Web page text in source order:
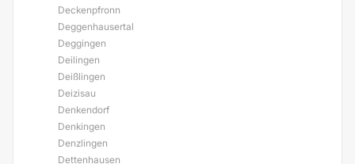
Deckenpfronn
Deggenhausertal
Deggingen
Deilingen
Deißlingen
Deizisau
Denkendorf
Denkingen
Denzlingen
Dettenhausen